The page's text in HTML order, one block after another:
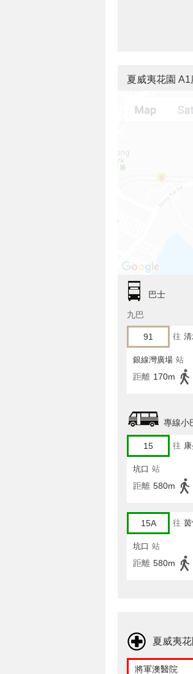
夏威夷花園
巴士
九巴
91 往
銀線灣廣場 站
距離 170m
專線小
15 往
坑口 站
距離 580m
15A 往 茵
坑口 站
距離 580m
夏威夷
將軍澳醫院